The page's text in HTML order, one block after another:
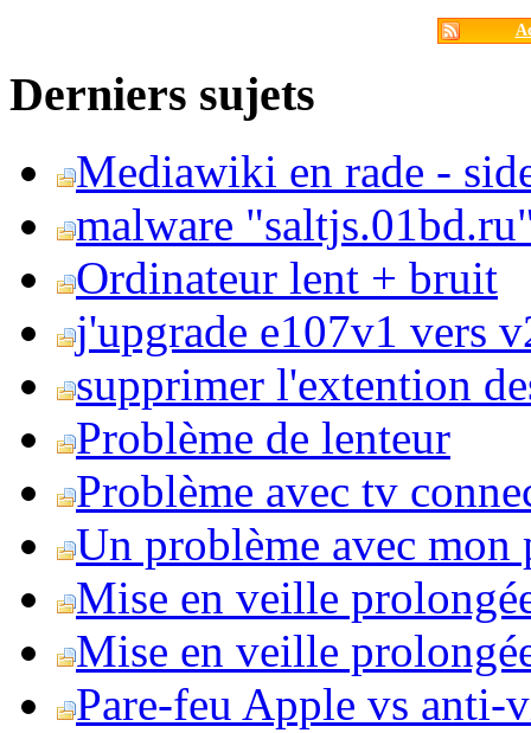
Derniers sujets
Mediawiki en rade -
malware
Ordinateur lent + bruit
j'upgrade e107v1 vers
supprimer l'extention
Problème de lenteur
Problème avec tv
Un problème avec mon
Mise en veille
Mise en veille
Pare-feu Apple vs anti-